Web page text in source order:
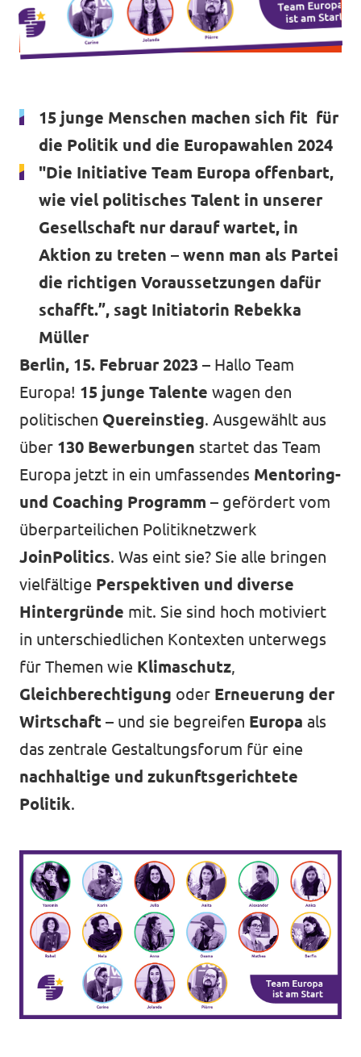
Hochspannung - powered by Volt - Podcast
Leichte Sprache
Mache mit!
Transparenz
Impressum
15 junge Menschen machen sich fit für
die Politik und die Europawahlen 2024
"Die Initiative Team Europa offenbart,
wie viel politisches Talent in unserer
Gesellschaft nur darauf wartet, in
Aktion zu treten – wenn man als Partei
die richtigen Voraussetzungen dafür
schafft.”, sagt Initiatorin Rebekka
Müller
Berlin, 15. Februar 2023 – Hallo Team
Europa! 15 junge Talente wagen den
politischen Quereinstieg. Ausgewählt aus
über 130 Bewerbungen startet das Team
Europa jetzt in ein umfassendes Mentoring-
und Coaching Programm – gefördert vom
überparteilichen Politiknetzwerk
JoinPolitics. Was eint sie? Sie alle bringen
vielfältige Perspektiven und diverse
Hintergründe mit. Sie sind hoch motiviert
in unterschiedlichen Kontexten unterwegs
für Themen wie Klimaschutz,
Gleichberechtigung oder Erneuerung der
Wirtschaft – und sie begreifen Europa als
das zentrale Gestaltungsforum für eine
nachhaltige und zukunftsgerichtete
Politik.